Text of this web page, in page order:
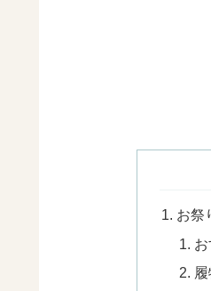
お祭